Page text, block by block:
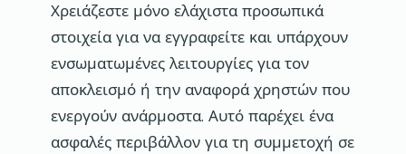
Χρειάζεστε μόνο ελάχιστα προσωπικά
στοιχεία για να εγγραφείτε και υπάρχουν
ενσωματωμένες λειτουργίες για τον
αποκλεισμό ή την αναφορά χρηστών που
ενεργούν ανάρμοστα. Αυτό παρέχει ένα
ασφαλές περιβάλλον για τη συμμετοχή σε